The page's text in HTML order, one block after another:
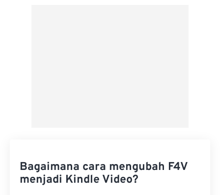
Bagaimana cara mengubah F4V
menjadi Kindle Video?